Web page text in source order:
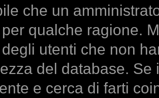
che un
qualche ragione.
utenti che non
del database. Se
e cerca di farti